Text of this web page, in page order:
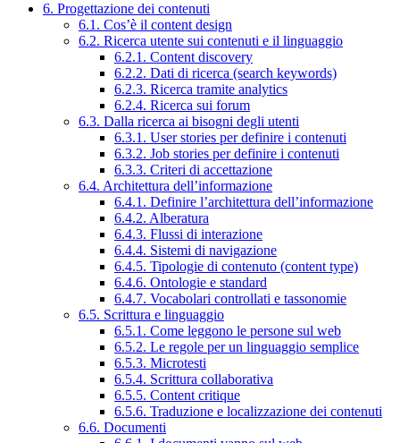
6. Progettazione dei contenuti
6.1. Cos’è il content design
6.2. Ricerca utente sui contenuti e il linguaggio
6.2.1. Content discovery
6.2.2. Dati di ricerca (search keywords)
6.2.3. Ricerca tramite analytics
6.2.4. Ricerca sui forum
6.3. Dalla ricerca ai bisogni degli utenti
6.3.1. User stories per definire i contenuti
6.3.2. Job stories per definire i contenuti
6.3.3. Criteri di accettazione
6.4. Architettura dell’informazione
6.4.1. Definire l’architettura dell’informazione
6.4.2. Alberatura
6.4.3. Flussi di interazione
6.4.4. Sistemi di navigazione
6.4.5. Tipologie di contenuto (content type)
6.4.6. Ontologie e standard
6.4.7. Vocabolari controllati e tassonomie
6.5. Scrittura e linguaggio
6.5.1. Come leggono le persone sul web
6.5.2. Le regole per un linguaggio semplice
6.5.3. Microtesti
6.5.4. Scrittura collaborativa
6.5.5. Content critique
6.5.6. Traduzione e localizzazione dei contenuti
6.6. Documenti